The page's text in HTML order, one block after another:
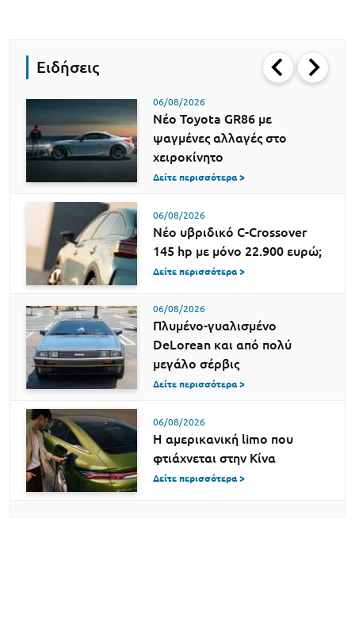
Ειδήσεις
06/08/2026
Νέο Toyota GR86 με
ψαγμένες αλλαγές στο
χειροκίνητο
Δείτε περισσότερα >
06/08/2026
Νέο υβριδικό C-Crossover
145 hp με μόνο 22.900 ευρώ;
Δείτε περισσότερα >
06/08/2026
Πλυμένο-γυαλισμένο
DeLorean και από πολύ
μεγάλο σέρβις
Δείτε περισσότερα >
06/08/2026
Η αμερικανική limo που
φτιάχνεται στην Κίνα
Δείτε περισσότερα >